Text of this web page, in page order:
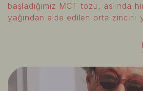
başladığımız MCT tozu, aslında
yağından elde edilen orta zincirli
Kısaca: hızlı enerji sağlayan,